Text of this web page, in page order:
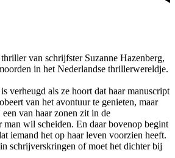
van schrijfster Suzanne Hazenberg,
in het Nederlandse thrillerwereldje.
verheugd als ze hoort dat haar manuscript
van het avontuur te genieten, maar
van haar zonen zit in de
man wil scheiden. En daar bovenop begint
iemand het op haar leven voorzien heeft.
schrijverskringen of moet het dichter bij